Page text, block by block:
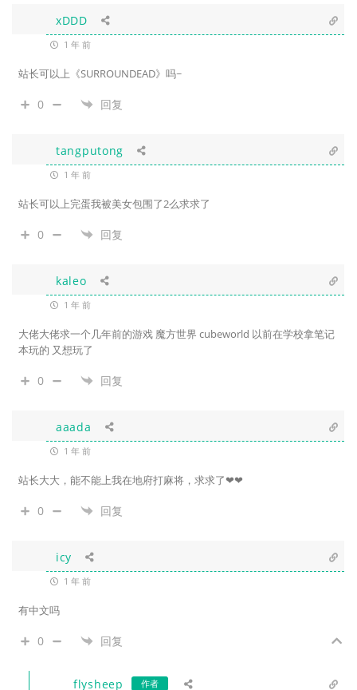
xDDD
1 年 前
站长可以上《SURROUNDEAD》吗~
0 回复
tangputong
1 年 前
站长可以上完蛋我被美女包围了2么求求了
0 回复
kaleo
1 年 前
大佬大佬求一个几年前的游戏 魔方世界 cubeworld 以前在学校拿笔记
本玩的 又想玩了
0 回复
aaada
1 年 前
站长大大，能不能上我在地府打麻将，求求了❤❤
0 回复
icy
1 年 前
有中文吗
0 回复
flysheep 作者